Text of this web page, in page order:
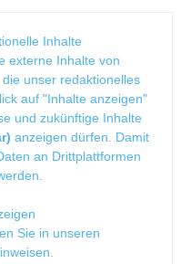
Inhalte
externe Inhalte von
, die unser redaktionelles
auf "Inhalte anzeigen"
und zukünftige Inhalte
anzeigen dürfen. Damit
an Drittplattformen
Sie in unseren